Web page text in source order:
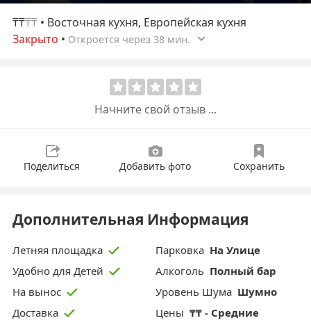
₸₸₸₸ • Восточная кухня, Европейская кухня
Закрыто • Откроется через 38 мин.
Начните свой отзыв ...
Поделиться Добавить фото Сохранить
Дополнительная Информация
Летняя площадка Парковка На Улице
Удобно для Детей
Aлкоголь Полный бар
На вынос
Уровень Шума Шумно
Доставка
Цены ₸₸ - Средние